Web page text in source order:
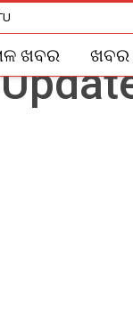
ଖବର ଖବର